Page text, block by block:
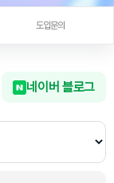
도입문의
네이버 블로그